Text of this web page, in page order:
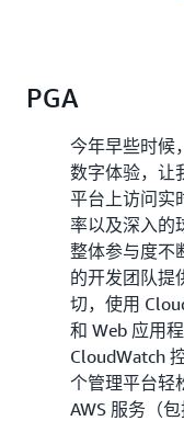
PGA
今年早些时候
数字体验，让
平台上访问实
率以及深入的
整体参与度不
的开发团队提
切，使用
和 Web 应用
CloudWatch
个管理平台轻
AWS 服务（